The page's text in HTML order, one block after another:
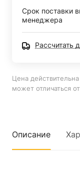
Срок поставки
менеджера
Рассчитать
Цена
может отличаться
Описание